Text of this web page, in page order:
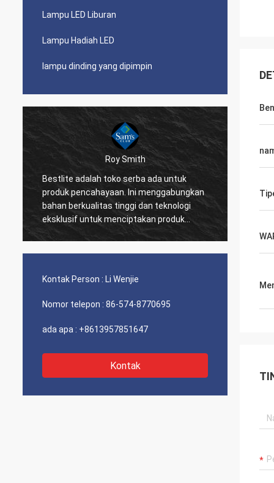
Lampu LED Liburan
Lampu Hadiah LED
lampu dinding yang dipimpin
Roy Smith
Bestlite adalah toko serba ada untuk
produk pencahayaan. Ini menggabungkan
bahan berkualitas tinggi dan teknologi
eksklusif untuk menciptakan produk
cahaya paling terang di pasar. Bestlite
sedang kami kerjakan. Saya yakin kami
akan terus sukses di masa depan!
luar
Kontak Person : Li Wenjie
Nomor telepon : 86-574-8770695
ada apa : +8613957851647
Kontak